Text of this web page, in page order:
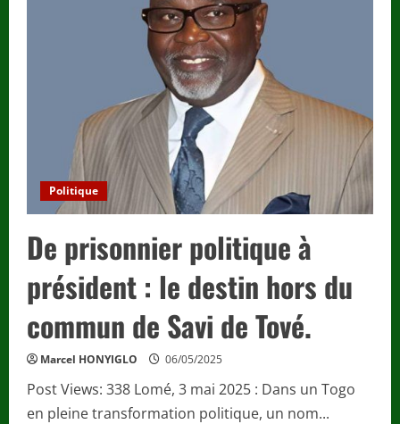
CEDEAO
Politique
De prisonnier politique à
président : le destin hors du
commun de Savi de Tové.
Marcel HONYIGLO 06/05/2025
Post Views: 338 Lomé, 3 mai 2025 : Dans un Togo
en pleine transformation politique, un nom...